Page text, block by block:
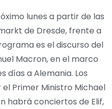
lunes a partir de las
de Dresde, frente a
es el discurso del
Macron, en el marco
días a Alemania. Los
Primer Ministro Michael
habrá conciertos de Elif,